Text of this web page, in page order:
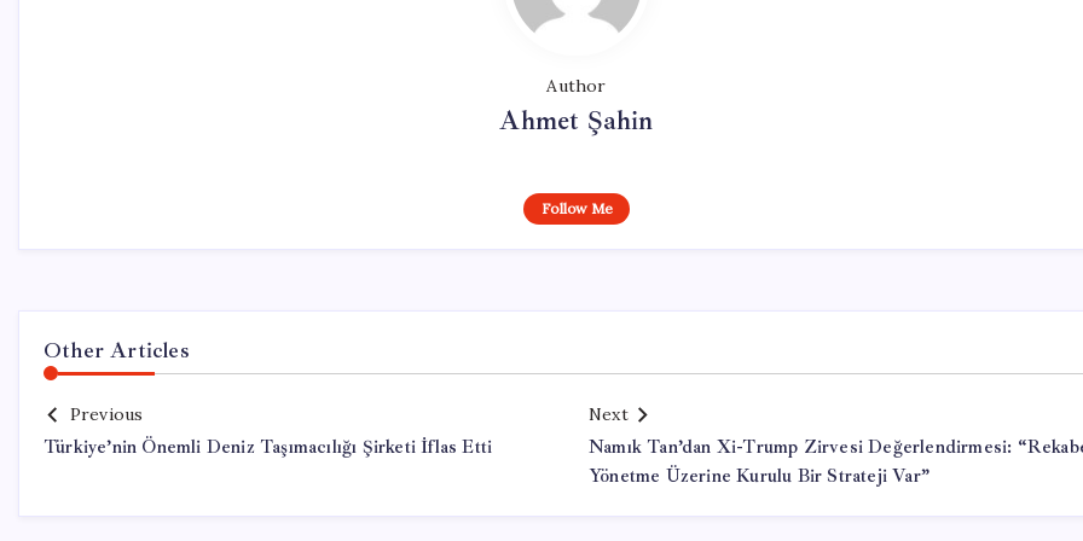
Author
Ahmet Şahin
Follow Me
Other Articles
Previous
Türkiye’nin Önemli Deniz Taşımacılığı Şirketi İflas Etti
Next
Namık Tan’dan Xi-Trump Zirvesi Değerlendirmesi:
Yönetme Üzerine Kurulu Bir Strateji Var”